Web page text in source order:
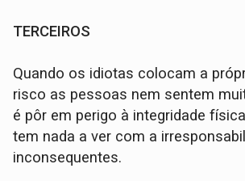
TERCEIROS
Quando os idiotas colocam a
risco as pessoas nem sentem
é pôr em perigo à integridade
tem nada a ver com a
inconsequentes.